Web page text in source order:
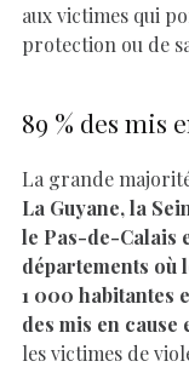
aux victimes qui
protection ou de
89 % des mis
La grande
La Guyane, la
le Pas-de-Calais
départements où
1 000 habitantes
des mis en cause
les victimes de